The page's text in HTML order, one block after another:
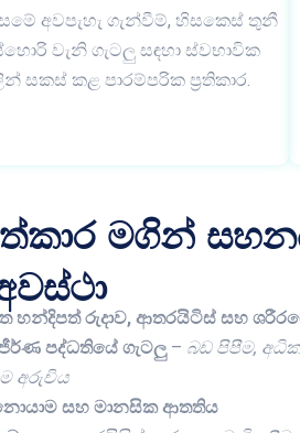
සමේ අවපැහැ ගැන්වීම්, හිසකෙස් තුනී
වැනි ගැටලු සඳහා ස්වභාවික
සකස් කළ පාරම්පරික ප්‍රතිකාර.
මගින්
හන්දිපත් රුදාව, ආතරයිටිස් සහ
පද්ධතියේ ගැටලු– බඩ පිපීම,
අරුචිය
සහ මානසික ආතතිය